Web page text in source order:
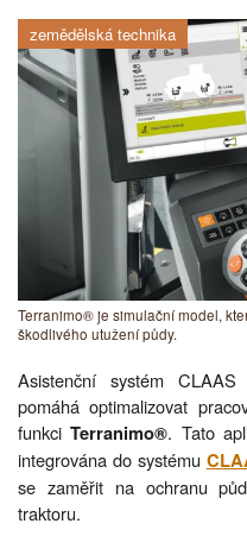
zemědělská technika
Terranimo® je simulační model,
škodlivého utužení půdy.
Asistenční systém
pomáhá optimalizovat
funkciTerranimo®. Tato
integrována do systému
se zaměřit na ochranu
traktoru.